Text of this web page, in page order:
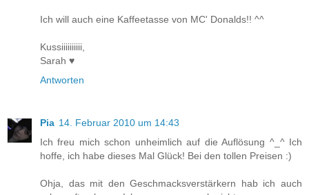
Ich will auch eine Kaffeetasse von MC' Donalds!! ^^
Kussiiiiiiiiii,
Sarah ♥
Antworten
Pia 14. Februar 2010 um 14:43
Ich freu mich schon unheimlich auf die Auflösung ^_^ Ich
hoffe, ich habe dieses Mal Glück! Bei den tollen Preisen :)
Ohja, das mit den Geschmacksverstärkern hab ich auch